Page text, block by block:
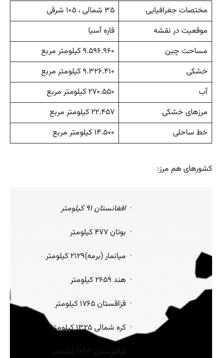
مختصات جغرافیایی
۳۵ شمالی ، ۱۰۵ شرقی
موقعیت در نقشه
قاره آسیا
مساحت چین
۹.۵۹۶.۹۶۰ کیلومتر مربع
خشکی
۹.۳۲۶.۴۱۰ کیلومتر مربع
آب
۲۷۰.۵۵۰ کیلومتر مربع
مرزهای خشکی
۲۲.۴۵۷ کیلومتر مربع
خط ساحلی
۱۴.۵۰۰ کیلومتر مربع
کشورهای هم مرز:
·افغانستان ۹۱ کیلومتر
· بوتان ۴۷۷ کیلومتر
· میانمار (برمه)۲۱۲۹ کیلومتر
· هند ۲۶۵۹ کیلومتر
· قزاقستان ۱۷۶۵ کیلومتر
· کره شمالی ۱۳۲۵ کیلومتر
· قرقیزستان ۱۰۶۳ کیلومتر